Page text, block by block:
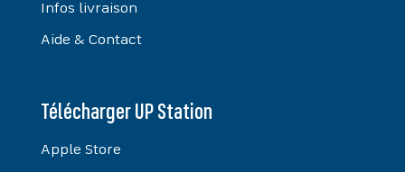
Infos livraison
Aide & Contact
Télécharger UP Station
Apple Store